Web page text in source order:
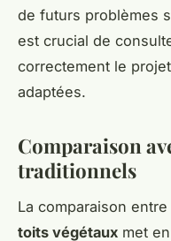
de futurs problèmes
est crucial de
correctement le
adaptées.
Comparaison
traditionnels
La comparaison entre
toits végétaux met